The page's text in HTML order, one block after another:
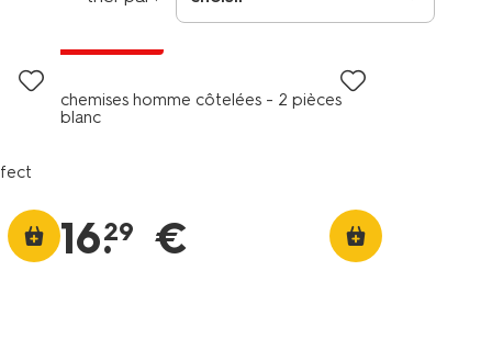
2 pièces
chemises homme côtelées - 2 pièces
blanc
16.
29 €